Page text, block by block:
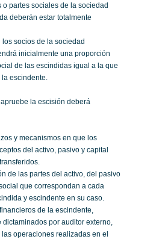
o partes sociales de la sociedad
deberán estar totalmente
los socios de la sociedad
inicialmente una proporción
de las escindidas igual a la que
escindente.
la escisión deberá
y mecanismos en que los
del activo, pasivo y capital
de las partes del activo, del pasivo
que correspondan a cada
y escindente en su caso.
de la escindente,
por auditor externo,
operaciones realizadas en el